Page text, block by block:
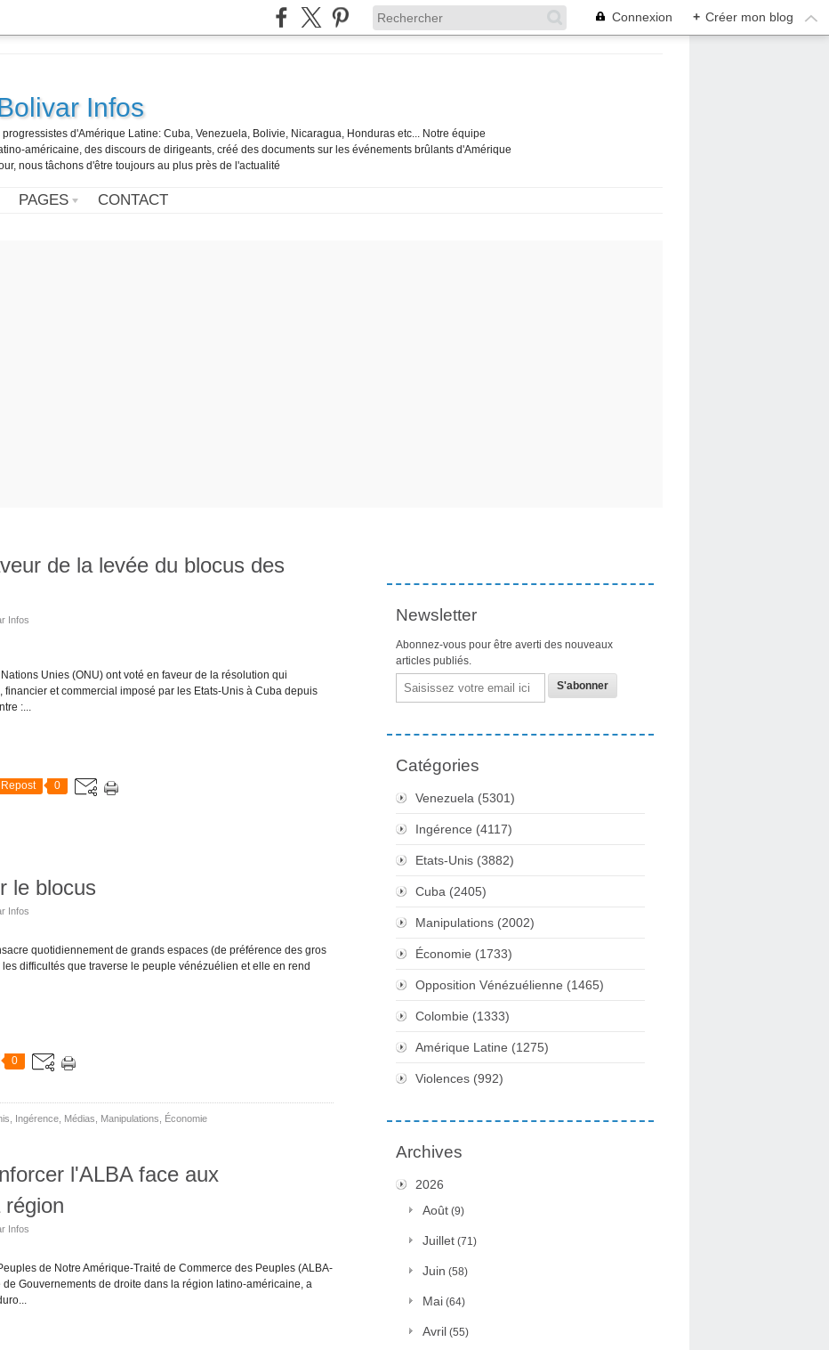
Connexion + Créer mon blog
Infos
d'Amérique Latine: Cuba, Venezuela, Bolivie, Nicaragua, Honduras etc... Notre équipe
américaine, des discours de dirigeants, créé des documents sur les événements brûlants d'Amérique
nous tâchons d'être toujours au plus près de l'actualité
PAGES CONTACT
de la levée du blocus des
Infos
Unies (ONU) ont voté en faveur de la résolution qui
et commercial imposé par les Etats-Unis à Cuba depuis
:...
Repost 0
le blocus
Infos
quotidiennement de grands espaces (de préférence des gros
difficultés que traverse le peuple vénézuélien et elle en rend
0
Ingérence Médias Manipulations Économie
l'ALBA face aux
Infos
de Notre Amérique-Traité de Commerce des Peuples (ALBA-
Gouvernements de droite dans la région latino-américaine, a
Newsletter
Abonnez-vous pour être averti des nouveaux
articles publiés.
Email
Catégories
Venezuela (5301)
Ingérence (4117)
Etats-Unis (3882)
Cuba (2405)
Manipulations (2002)
Économie (1733)
Opposition Vénézuélienne (1465)
Colombie (1333)
Amérique Latine (1275)
Violences (992)
Archives
2026
Août (9)
Juillet (71)
Juin (58)
Mai (64)
Avril (55)